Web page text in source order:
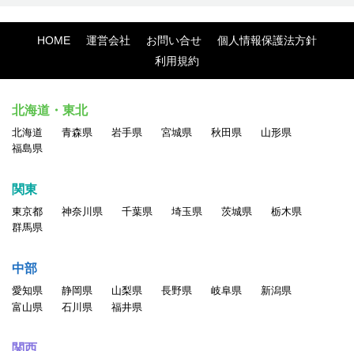
HOME 運営会社 お問い合せ
個人情報保護法方針
利用規約
北海道・東北
北海道 青森県 岩手県 宮城県 秋田県
山形県
福島県
関東
東京都 神奈川県 千葉県 埼玉県 茨城県
栃木県
群馬県
中部
愛知県 静岡県 山梨県 長野県 岐阜県
新潟県
富山県
石川県 福井県
関西